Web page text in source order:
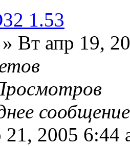
1.53
» Вт апр 19,
21, 2005 6:44